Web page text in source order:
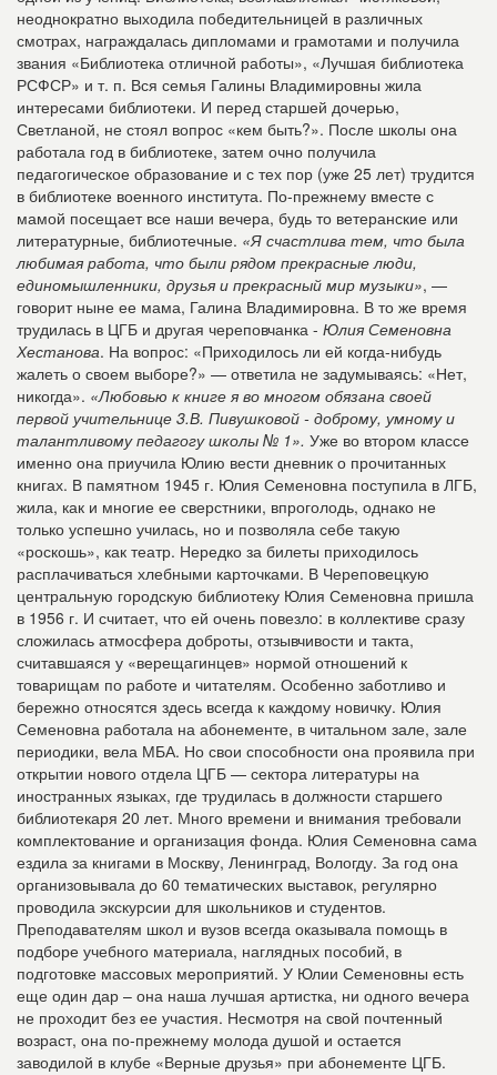
неоднократно выходила победительницей в различных
смотрах, награждалась дипломами и грамотами и получила
звания «Библиотека отличной работы», «Лучшая библиотека
РСФСР» и т. п. Вся семья Галины Владимировны жила
интересами библиотеки. И перед старшей дочерью,
Светланой, не стоял вопрос «кем быть?». После школы она
работала год в библиотеке, затем очно получила
педагогическое образование и с тех пор (уже 25 лет) трудится
в библиотеке военного института. По-прежнему вместе с
мамой посещает все наши вечера, будь то ветеранские или
литературные, библиотечные. «Я счастлива тем, что была
любимая работа, что были рядом прекрасные люди,
единомышленники, друзья и прекрасный мир музыки», —
говорит ныне ее мама, Галина Владимировна. В то же время
трудилась в ЦГБ и другая череповчанка - Юлия Семеновна
Хестанова. На вопрос: «Приходилось ли ей когда-нибудь
жалеть о своем выборе?» — ответила не задумываясь: «Нет,
никогда». «Любовью к книге я во многом обязана своей
первой учительнице 3.В. Пивушковой - доброму, умному и
талантливому педагогу школы № 1». Уже во втором классе
именно она приучила Юлию вести дневник о прочитанных
книгах. В памятном 1945 г. Юлия Семеновна поступила в ЛГБ,
жила, как и многие ее сверстники, впроголодь, однако не
только успешно училась, но и позволяла себе такую
«роскошь», как театр. Нередко за билеты приходилось
расплачиваться хлебными карточками. В Череповецкую
центральную городскую библиотеку Юлия Семеновна пришла
в 1956 г. И считает, что ей очень повезло: в коллективе сразу
сложилась атмосфера доброты, отзывчивости и такта,
считавшаяся у «верещагинцев» нормой отношений к
товарищам по работе и читателям. Особенно заботливо и
бережно относятся здесь всегда к каждому новичку. Юлия
Семеновна работала на абонементе, в читальном зале, зале
периодики, вела МБА. Но свои способности она проявила при
открытии нового отдела ЦГБ — сектора литературы на
иностранных языках, где трудилась в должности старшего
библиотекаря 20 лет. Много времени и внимания требовали
комплектование и организация фонда. Юлия Семеновна сама
ездила за книгами в Москву, Ленинград, Вологду. За год она
организовывала до 60 тематических выставок, регулярно
проводила экскурсии для школьников и студентов.
Преподавателям школ и вузов всегда оказывала помощь в
подборе учебного материала, наглядных пособий, в
подготовке массовых мероприятий. У Юлии Семеновны есть
еще один дар – она наша лучшая артистка, ни одного вечера
не проходит без ее участия. Несмотря на свой почтенный
возраст, она по-прежнему молода душой и остается
заводилой в клубе «Верные друзья» при абонементе ЦГБ.